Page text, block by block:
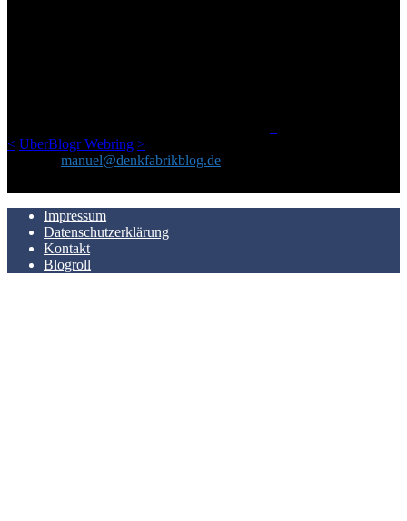
< UberBlogr Webring >
manuel@denkfabrikblog.de
Impressum
Datenschutzerklärung
Kontakt
Blogroll